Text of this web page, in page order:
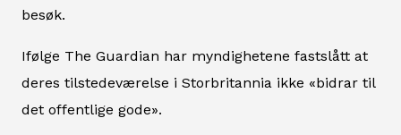
besøk.
Ifølge The Guardian har myndighetene fastslått at
deres tilstedeværelse i Storbritannia ikke «bidrar til
det offentlige gode».